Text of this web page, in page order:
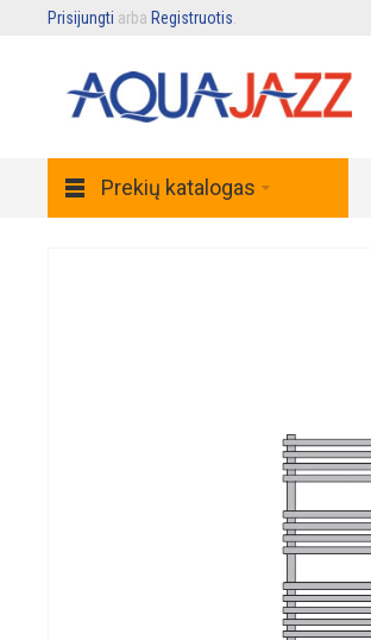
Prisijungti arba Registruotis
Prekių katalogas